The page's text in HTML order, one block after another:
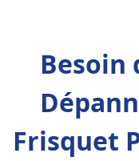
Besoin
Frisquet